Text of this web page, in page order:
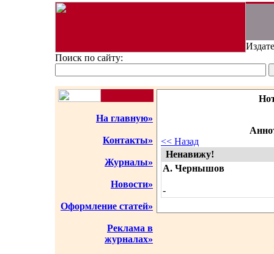
Поиск по сайту:
На главную»
Контакты»
Журналы»
Новости»
Оформление статей»
Реклама в
журналах»
<< Назад
Ненавижу!
А. Чернышов
-